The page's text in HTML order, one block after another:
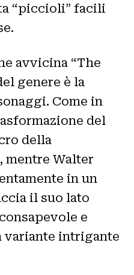
“piccioli” facili
avvicina “The
genere è la
Come in
del
della
mentre Walter
in un
il suo lato
e
variante intrigante